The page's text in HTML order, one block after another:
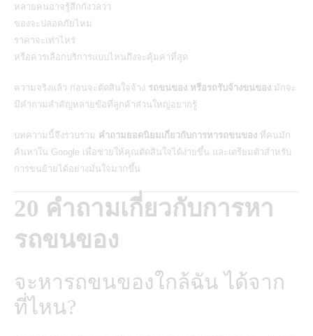
หลายคนอาจรู้สึกกังวลว่า
ของจะปลอดภัยไหม
ราคาจะเท่าไหร่
หรือควรเลือกบริการแบบไหนถึงจะคุ้มค่าที่สุด
ความจริงแล้ว ก่อนจะตัดสินใจจ้าง รถขนของ หรือรถรับจ้างขนของ มักจะ
มีคำถามสำคัญหลายข้อที่ลูกค้าส่วนใหญ่อยากรู้
บทความนี้จึงรวบรวม คำถามยอดนิยมเกี่ยวกับการหารถขนของ ที่คนมัก
ค้นหาใน Google เพื่อช่วยให้คุณตัดสินใจได้ง่ายขึ้น และเตรียมตัวสำหรับ
การขนย้ายได้อย่างมั่นใจมากขึ้น
20 คำถามเกี่ยวกับการหา
รถขนของ
จะหารถขนของใกล้ฉัน ได้จาก
ที่ไหน?